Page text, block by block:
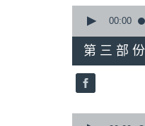
seconds
55
minutes,
9
seconds
90%
00:00
第三部